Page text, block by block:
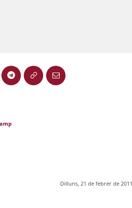
Dilluns, 21 de febrer de 2011